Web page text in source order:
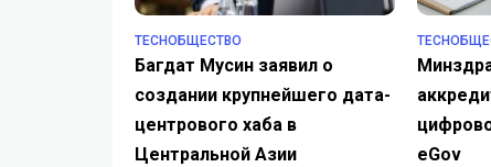
TECHОБЩЕСТВО
Багдат Мусин заявил о
создании крупнейшего дата-
центрового хаба в
Центральной Азии
eGov